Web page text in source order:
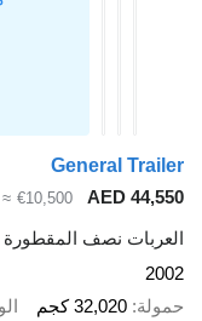
General Trailer
AED 44,550
€10,500
≈ $12,130
العربات نصف المقطورة
2002
حمولة 32,020 كجم